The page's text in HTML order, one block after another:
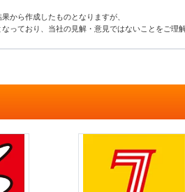
から作成したものとなりますが、
っており、当社の見解・意見ではないことをご理